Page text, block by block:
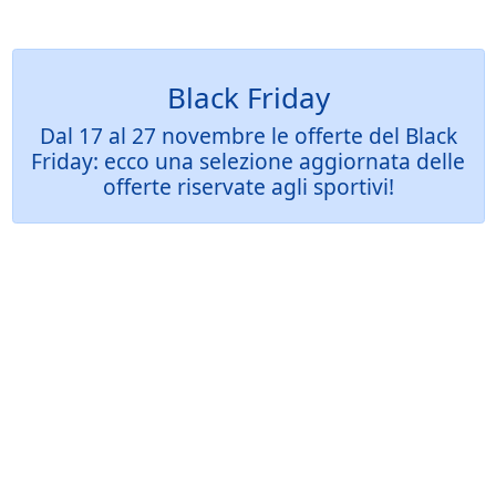
Black Friday
Dal 17 al 27 novembre le offerte del Black
Friday: ecco una selezione aggiornata delle
offerte riservate agli sportivi!